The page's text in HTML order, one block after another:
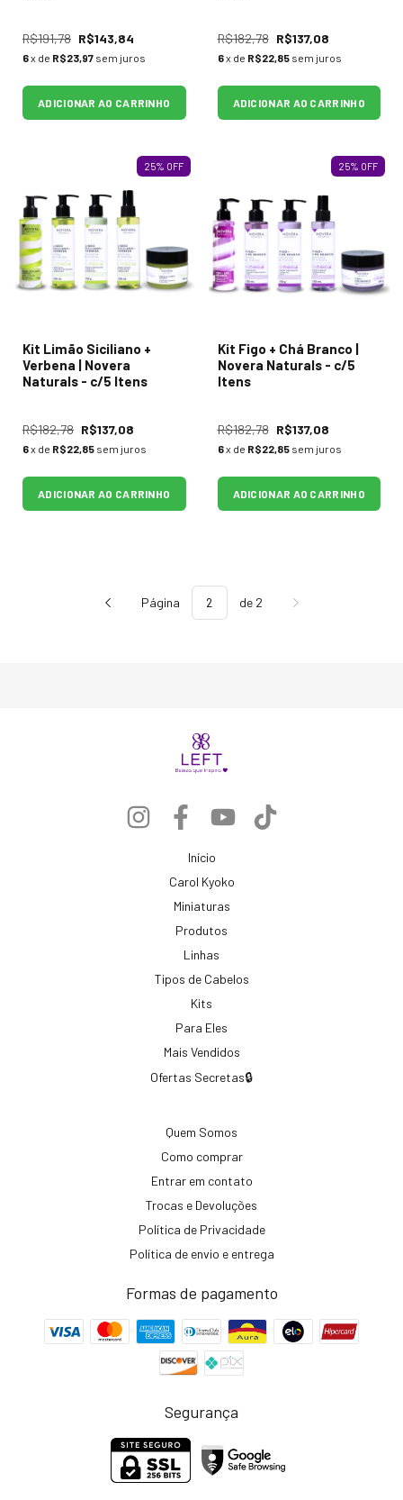
R$191,78 R$143,84
6x de R$23,97 sem juros
ADICIONAR AO CARRINHO
R$182,78 R$137,08
6x de R$22,85 sem juros
ADICIONAR AO CARRINHO
25% OFF
Kit Limão Siciliano +
Verbena | Novera
Naturals - c/5 Itens
R$182,78 R$137,08
6x de R$22,85 sem juros
ADICIONAR AO CARRINHO
25% OFF
Kit Figo + Chá Branco |
Novera Naturals - c/5
Itens
R$182,78 R$137,08
6x de R$22,85 sem juros
ADICIONAR AO CARRINHO
Página de 2
Início
Carol Kyoko
Miniaturas
Produtos
Linhas
Tipos de Cabelos
Kits
Para Eles
Mais Vendidos
Ofertas Secretas🔒
Quem Somos
Como comprar
Entrar em contato
Trocas e Devoluções
Política de Privacidade
Política de envio e entrega
Formas de pagamento
Segurança